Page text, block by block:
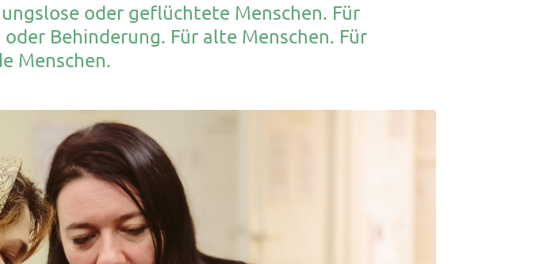
oder geflüchtete Menschen. Für
Behinderung. Für alte Menschen. Für
Menschen.